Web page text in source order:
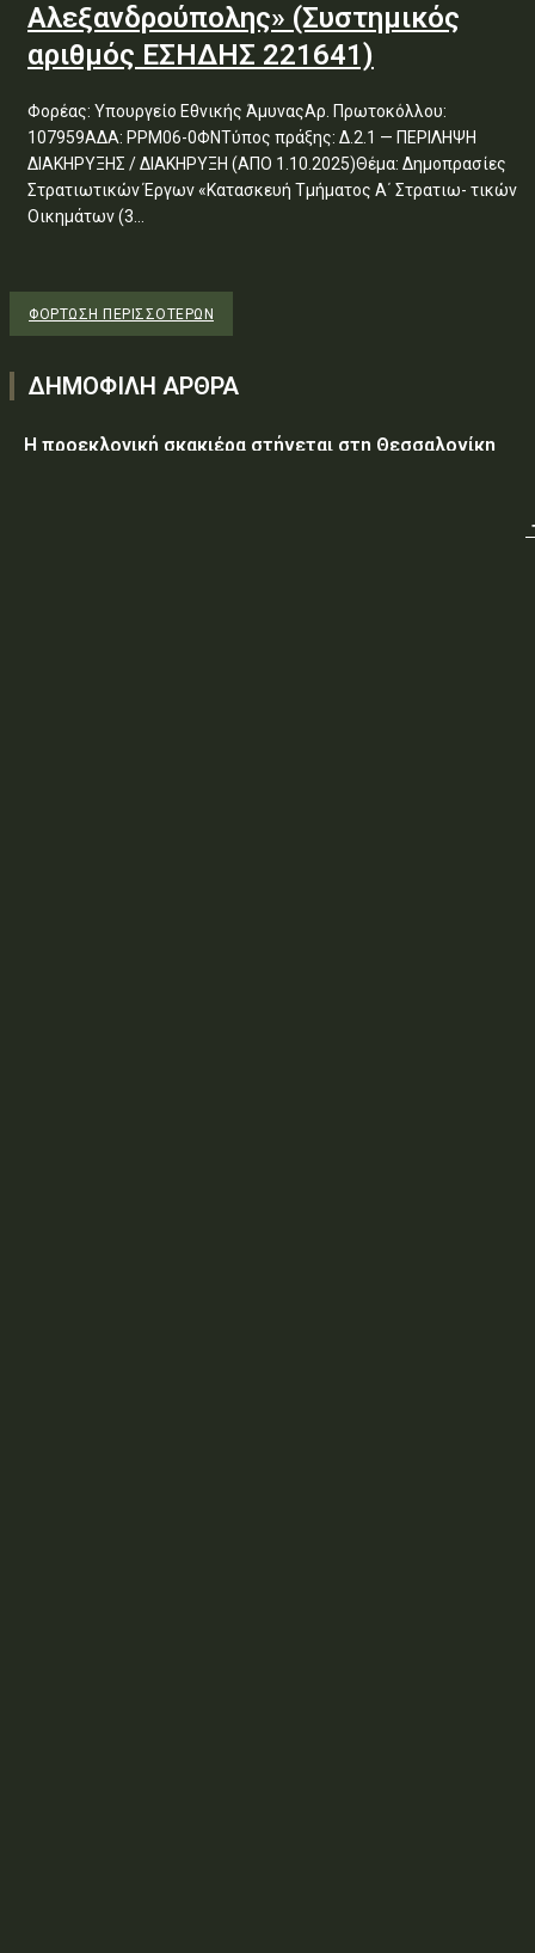
Αλεξανδρούπολης» (Συστημικός
αριθμός ΕΣΗΔΗΣ 221641)
Φορέας: Υπουργείο Εθνικής ΆμυναςΑρ. Πρωτοκόλλου:
107959ΑΔΑ: ΡΡΜ06-0ΦΝΤύπος πράξης: Δ.2.1 — ΠΕΡΙΛΗΨΗ
ΔΙΑΚΗΡΥΞΗΣ / ΔΙΑΚΗΡΥΞΗ (ΑΠΟ 1.10.2025)Θέμα: Δημοπρασίες
Στρατιωτικών Έργων «Κατασκευή Τμήματος Α΄ Στρατιω- τικών
Οικημάτων (3...
ΦΌΡΤΩΣΗ ΠΕΡΙΣΣΟΤΈΡΩΝ
ΔΗΜΟΦΙΛΗ ΑΡΘΡΑ
Η προεκλογική σκακιέρα στήνεται στη Θεσσαλονίκη
Υεμένη: Στους 58 οι νεκροί, δεκάδες οι τραυματίες από